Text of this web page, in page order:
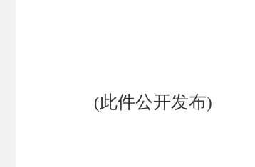
(此件公开发布)